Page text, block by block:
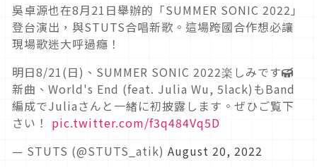
吳卓源也在8月21日舉辦的「SUMMER SONIC 2022」
登台演出，與STUTS合唱新歌。這場跨國合作想必讓
現場歌迷大呼過癮！
明日8/21(日)、SUMMER SONIC 2022楽しみです🥁
新曲、World's End (feat. Julia Wu, 5lack)もBand
編成でJuliaさんと一緒に初披露します。ぜひご覧下
さい！ pic.twitter.com/f3q484Vq5D
— STUTS (@STUTS_atik) August 20, 2022